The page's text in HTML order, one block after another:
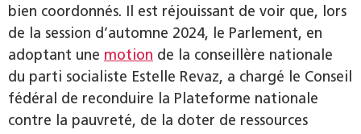
bien coordonnés. Il est réjouissant de voir que, lors
de la session d’automne 2024, le Parlement, en
adoptant une motion de la conseillère nationale
du parti socialiste Estelle Revaz, a chargé le Conseil
fédéral de reconduire la Plateforme nationale
contre la pauvreté, de la doter de ressources